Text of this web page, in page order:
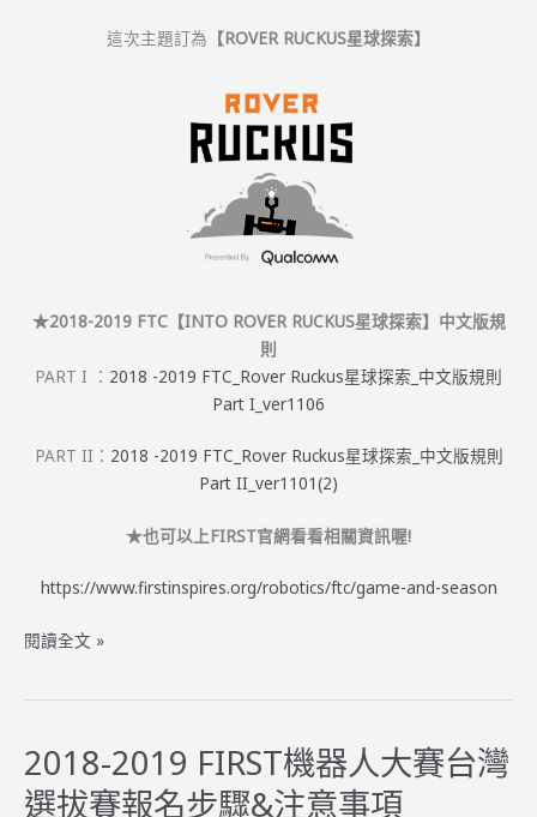
這次主題訂為 【ROVER RUCKUS星球探索】
★2018-2019 FTC【INTO ROVER RUCKUS星球探索】中文版規
則
PART I ： 2018 -2019 FTC_Rover Ruckus星球探索_中文版規則
Part I_ver1106
PART II： 2018 -2019 FTC_Rover Ruckus星球探索_中文版規則
Part II_ver1101(2)
★也可以上FIRST官網看看相關資訊喔!
https://www.firstinspires.org/robotics/ftc/game-and-season
FTC
文
版
規
閱讀全文 »
2018-2019 FIRST機器人大賽台灣
選拔賽報名步驟&注意事項